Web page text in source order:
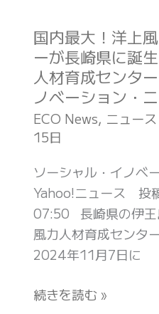
本
財
団
ジ
ャ
ー
ナ
ル)
32
両
導
入
へ。
境
負
荷
低
減
快
海
で
実
施
～
南
ア
ジ
ア
の
員
国内最大！洋上
ーが長崎県に誕
人材育成センタ
ノベーション・
ECO News, ニュース
15日
ソーシャル・イノベ
Yahoo!ニュース 投
07:50 長崎県の伊王
風力人材育成センタ
2024年11月7日に
国
内
最
大！
洋
上
力
発
電
の
訓
セ
続きを読む »